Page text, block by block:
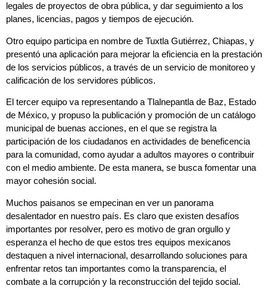
legales de proyectos de obra pública, y dar seguimiento a los
planes, licencias, pagos y tiempos de ejecución.
Otro equipo participa en nombre de Tuxtla Gutiérrez, Chiapas, y
presentó una aplicación para mejorar la eficiencia en la prestación
de los servicios públicos, a través de un servicio de monitoreo y
calificación de los servidores públicos.
El tercer equipo va representando a Tlalnepantla de Baz, Estado
de México, y propuso la publicación y promoción de un catálogo
municipal de buenas acciones, en el que se registra la
participación de los ciudadanos en actividades de beneficencia
para la comunidad, como ayudar a adultos mayores o contribuir
con el medio ambiente. De esta manera, se busca fomentar una
mayor cohesión social.
Muchos paisanos se empecinan en ver un panorama
desalentador en nuestro país. Es claro que existen desafíos
importantes por resolver, pero es motivo de gran orgullo y
esperanza el hecho de que estos tres equipos mexicanos
destaquen a nivel internacional, desarrollando soluciones para
enfrentar retos tan importantes como la transparencia, el
combate a la corrupción y la reconstrucción del tejido social.